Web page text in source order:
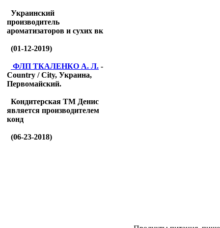
Украинский
производитель
ароматизаторов и сухих вк
(01-12-2019)
ФЛП ТКАЛЕНКО А. Л. -
Country / City, Украина,
Первомайский.
Кондитерская ТМ Денис
является производителем
конд
(06-23-2018)